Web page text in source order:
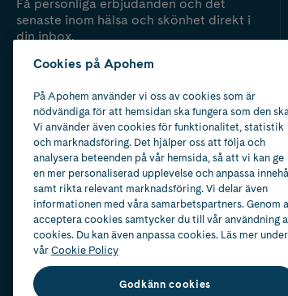
Få personliga erbjudanden och det
senaste inom hälsa och skönhet direkt i
din inbox.
Cookies på Apohem
På Apohem använder vi oss av cookies som är
nödvändiga för att hemsidan ska fungera som den
Vi använder även cookies för funktionalitet, statistik
och marknadsföring. Det hjälper oss att följa och
analysera beteenden på vår hemsida, så att vi kan ge
en mer personaliserad upplevelse och anpassa
samt rikta relevant marknadsföring. Vi delar även
informationen med våra samarbetspartners. Genom
acceptera cookies samtycker du till vår användning
cookies. Du kan även anpassa cookies. Läs mer under
vårCookie Policy
Godkänn cookies